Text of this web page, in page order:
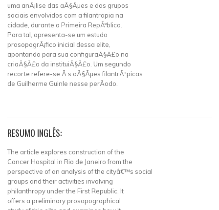
uma anÃ¡lise das aÃ§Ãµes e dos grupos
sociais envolvidos com a filantropia na
cidade, durante a Primeira RepÃºblica.
Para tal, apresenta-se um estudo
prosopogrÃ¡fico inicial dessa elite,
apontando para sua configuraÃ§Ã£o na
criaÃ§Ã£o da instituiÃ§Ã£o. Um segundo
recorte refere-se Ã s aÃ§Ãµes filantrÃ³picas
de Guilherme Guinle nesse perÃ­odo.
RESUMO INGLÊS:
The article explores construction of the
Cancer Hospital in Rio de Janeiro from the
perspective of an analysis of the cityâ€™s social
groups and their activities involving
philanthropy under the First Republic. It
offers a preliminary prosopographical